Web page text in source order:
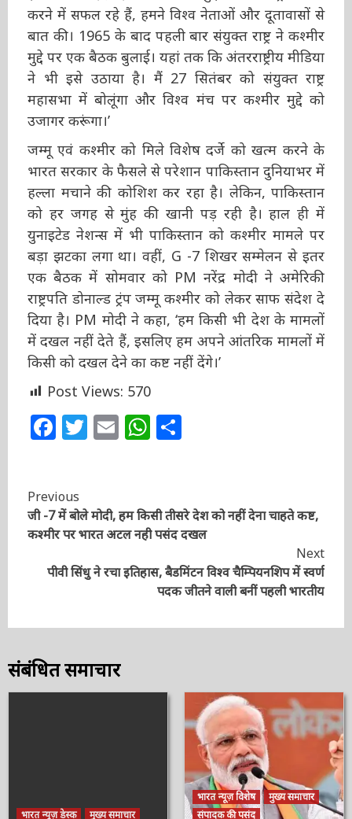
इमरान ने कहा, ‘हम कश्मीर के मुद्दे का अंतर्राष्ट्रीयकरण
करने में सफल रहे हैं, हमने विश्व नेताओं और दूतावासों
से बात की। 1965 के बाद पहली बार संयुक्त राष्ट्र ने
कश्मीर मुद्दे पर एक बैठक बुलाई। यहां तक कि
अंतरराष्ट्रीय मीडिया ने भी इसे उठाया है। मैं 27 सितंबर
को संयुक्त राष्ट्र महासभा में बोलूंगा और विश्व मंच पर
कश्मीर मुद्दे को उजागर करूंगा।’
जम्मू एवं कश्मीर को मिले विशेष दर्जे को खत्म करने के
भारत सरकार के फैसले से परेशान पाकिस्तान दुनियाभर
में हल्ला मचाने की कोशिश कर रहा है। लेकिन,
पाकिस्तान को हर जगह से मुंह की खानी पड़ रही है।
हाल ही में युनाइटेड नेशन्स में भी पाकिस्तान को कश्मीर
मामले पर बड़ा झटका लगा था। वहीं, G -7 शिखर
सम्मेलन से इतर एक बैठक में सोमवार को PM नरेंद्र
मोदी ने अमेरिकी राष्ट्रपति डोनाल्ड ट्रंप जम्मू कश्मीर को
लेकर साफ संदेश दे दिया है। PM मोदी ने कहा, ‘हम
किसी भी देश के मामलों में दखल नहीं देते हैं, इसलिए
कष्ट नहीं देंगे।’
Post Views:
570
Continue
Reading
Previous
कष्ट, कश्मीर पर भारत अटल नही पसंद दखल
Next
पदक जीतने वाली बनीं पहली भारतीय